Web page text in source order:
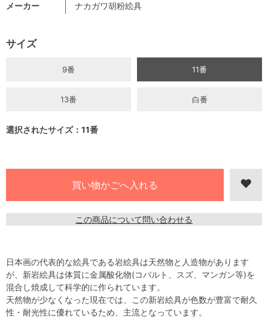
メーカー ナカガワ胡粉絵具
サイズ
9番 11番
13番 白番
選択されたサイズ：11番
この商品について問い合わせる
日本画の代表的な絵具である岩絵具は天然物と人造物があります
が、新岩絵具は体質に金属酸化物(コバルト、スズ、マンガン等)を
混合し焼成して科学的に作られています。
天然物が少なくなった現在では、この新岩絵具が色数が豊富で耐久
性・耐光性に優れているため、主流となっています。